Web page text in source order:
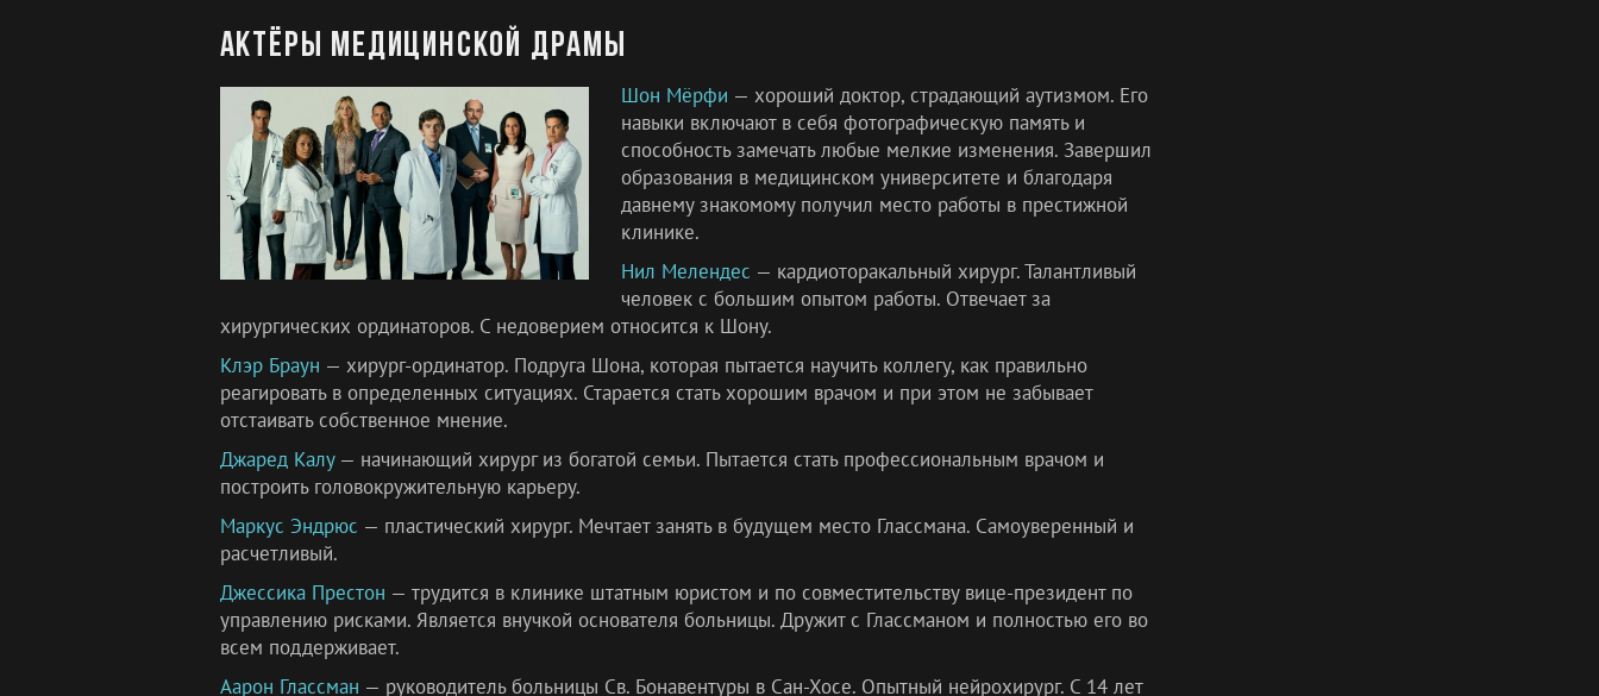
Актёры медицинской драмы
Шон Мёрфи — хороший доктор, страдающий аутизмом. Его
навыки включают в себя фотографическую память и
способность замечать любые мелкие изменения. Завершил
образования в медицинском университете и благодаря
давнему знакомому получил место работы в престижной
клинике.
Нил Мелендес — кардиоторакальный хирург. Талантливый
человек с большим опытом работы. Отвечает за
хирургических ординаторов. С недоверием относится к Шону.
Клэр Браун — хирург-ординатор. Подруга Шона, которая пытается научить коллегу, как правильно
реагировать в определенных ситуациях. Старается стать хорошим врачом и при этом не забывает
отстаивать собственное мнение.
Джаред Калу — начинающий хирург из богатой семьи. Пытается стать профессиональным врачом и
построить головокружительную карьеру.
Маркус Эндрюс — пластический хирург. Мечтает занять в будущем место Глассмана. Самоуверенный и
расчетливый.
Джессика Престон — трудится в клинике штатным юристом и по совместительству вице-президент по
управлению рисками. Является внучкой основателя больницы. Дружит с Глассманом и полностью его во
всем поддерживает.
Аарон Глассман — руководитель больницы Св. Бонавентуры в Сан-Хосе. Опытный нейрохирург. С 14 лет